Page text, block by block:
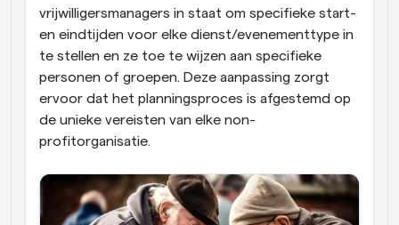
vrijwilligersmanagers in staat om specifieke start-
en eindtijden voor elke dienst/evenementtype in
te stellen en ze toe te wijzen aan specifieke
personen of groepen. Deze aanpassing zorgt
ervoor dat het planningsproces is afgestemd op
de unieke vereisten van elke non-
profitorganisatie.